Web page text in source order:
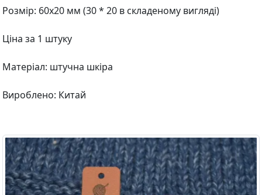
Розмір: 60х20 мм (30 * 20 в складеному вигляді)
Ціна за 1 штуку
Матеріал: штучна шкіра
Вироблено: Китай